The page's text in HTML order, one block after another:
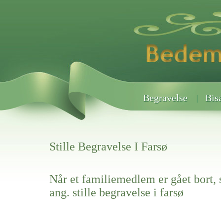
Begravelse
Stille Begravelse I Farsø
Når et familiemedlem er gået bort,
ang. stille begravelse i farsø